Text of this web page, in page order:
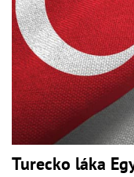
Turecko láka